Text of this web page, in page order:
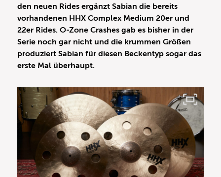
den neuen Rides ergänzt Sabian die bereits
vorhandenen HHX Complex Medium 20er und
22er Rides. O-Zone Crashes gab es bisher in der
Serie noch gar nicht und die krummen Größen
produziert Sabian für diesen Beckentyp sogar das
erste Mal überhaupt.